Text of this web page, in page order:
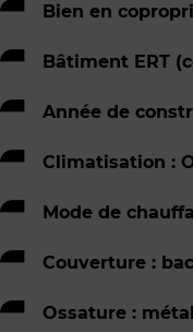
Bien en
Bâtiment ERT
Année de
Climatisation :
Mode de
Couverture :
Ossature :